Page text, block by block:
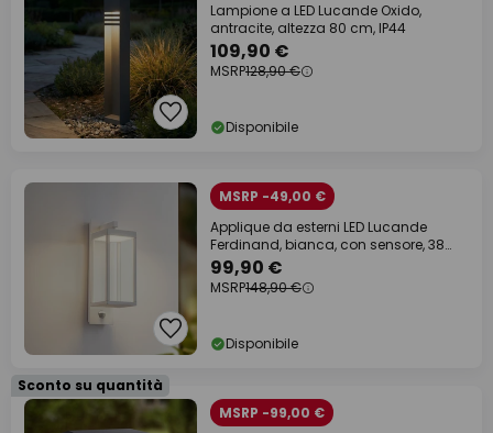
Lampione a LED Lucande Oxido,
antracite, altezza 80 cm, IP44
109,90 €
MSRP128,90 €
Disponibile
MSRP -49,00 €
Applique da esterni LED Lucande
Ferdinand, bianca, con sensore, 38
cm
99,90 €
MSRP148,90 €
Disponibile
Sconto su quantità
MSRP -99,00 €